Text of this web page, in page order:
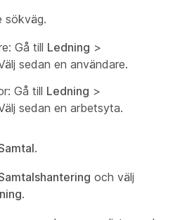
sökväg.
Gå till Ledning >
sedan en användare.
Gå till Ledning >
sedan en arbetsyta.
.
och välj
.